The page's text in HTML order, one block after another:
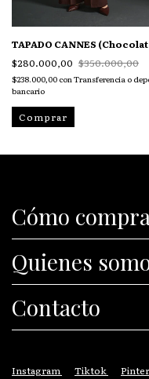
TAPADO CANNES
$280.000,00 $350.000,00
$238.000,00 conTransferencia o
bancario
Comprar
Cómo
Quienes
Contacto
Instagram Tiktok